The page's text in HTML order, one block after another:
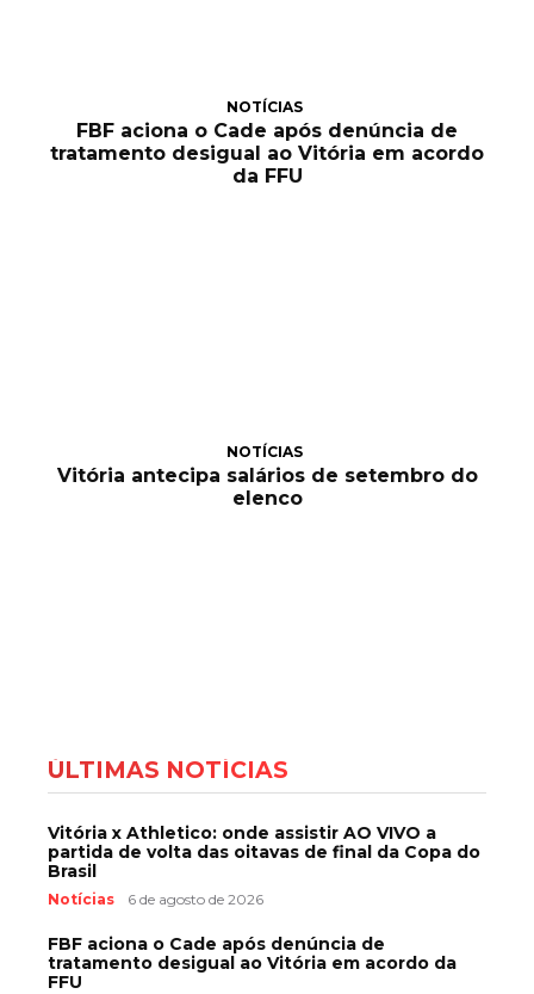
NOTÍCIAS
FBF aciona o Cade após denúncia de
tratamento desigual ao Vitória em acordo
da FFU
NOTÍCIAS
Vitória antecipa salários de setembro do
elenco
ÚLTIMAS NOTÍCIAS
Vitória x Athletico: onde assistir AO VIVO a
partida de volta das oitavas de final da Copa do
Brasil
Notícias 6 de agosto de 2026
FBF aciona o Cade após denúncia de
tratamento desigual ao Vitória em acordo da
FFU